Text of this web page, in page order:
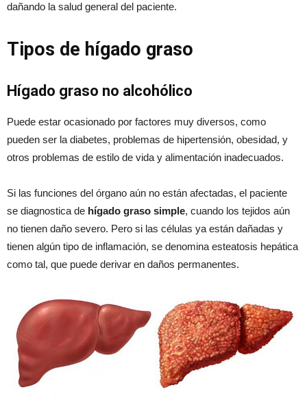
dañando la salud general del paciente.
Tipos de hígado graso
Hígado graso no alcohólico
Puede estar ocasionado por factores muy diversos, como
pueden ser la diabetes, problemas de hipertensión, obesidad, y
otros problemas de estilo de vida y alimentación inadecuados.
Si las funciones del órgano aún no están afectadas, el paciente
se diagnostica de hígado graso simple, cuando los tejidos aún
no tienen daño severo. Pero si las células ya están dañadas y
tienen algún tipo de inflamación, se denomina esteatosis hepática
como tal, que puede derivar en daños permanentes.